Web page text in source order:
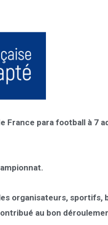
para football à 7
organisateurs, sportifs,
au bon